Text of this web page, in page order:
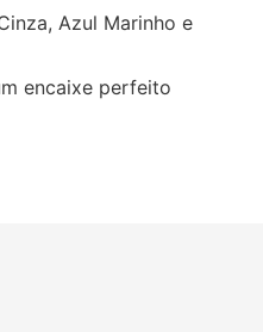
Azul Marinho e
encaixe perfeito